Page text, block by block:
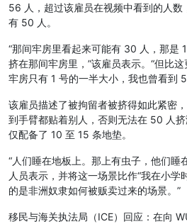
56 人，超过该雇员在视频中看到的人数
有 50 人。
“那间牢房里看起来可能有 30 人，那是
挤在那间牢房里，”该雇员表示。“但比
牢房只有 1 号的一半大小，我也曾看到
该雇员描述了被拘留者被挤得如此紧密
到手臂都贴着别人，否则无法在 50 人
仅配备了 10 至 15 条地垫。
“人们睡在地板上。那上有虫子，他们睡
人员表示，并将这一场景比作“我在小学
的是非洲奴隶如何被贩卖过来的场景。”
移民与海关执法局（ICE）回应：在向